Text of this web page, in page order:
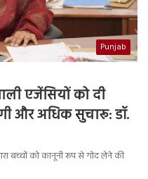
Punjab
एजेंसियों को दी
और अधिक सुचारू: डॉ.
बच्चों को कानूनी रूप से गोद लेने की